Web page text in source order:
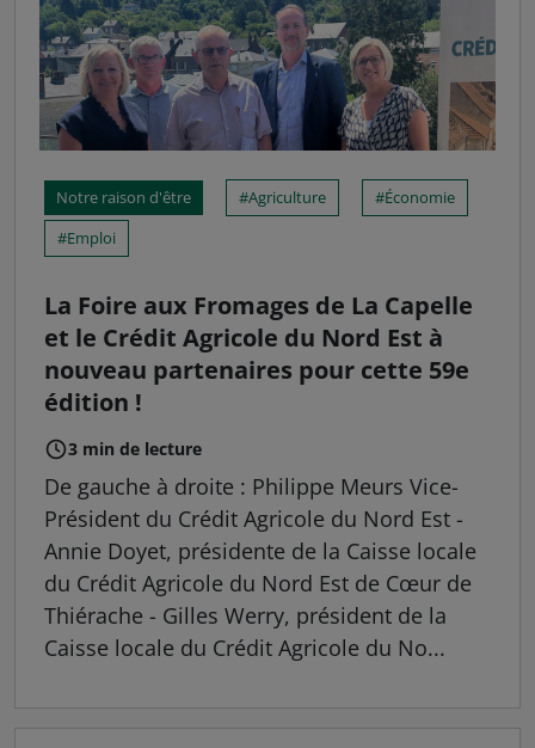
Notre raison d'être Agriculture
Économie
Emploi
La Foire aux Fromages de La Capelle
et le Crédit Agricole du Nord Est à
nouveau partenaires pour cette 59e
édition !
3 min de lecture
De gauche à droite : Philippe Meurs Vice-
Président du Crédit Agricole du Nord Est -
Annie Doyet, présidente de la Caisse locale
du Crédit Agricole du Nord Est de Cœur de
Thiérache - Gilles Werry, président de la
Caisse locale du Crédit Agricole du No...